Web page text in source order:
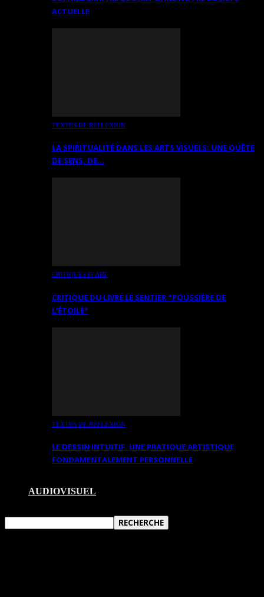
ACTUELLE
TEXTES DE RÉFLEXION
LA SPIRITUALITÉ DANS LES ARTS VISUELS: UNE QUÊTE
DE SENS, DE…
CRITIQUES D’ART
CRITIQUE DU LIVRE LE SENTIER *POUSSIÈRE DE
L’ÉTOILE*
TEXTES DE RÉFLEXION
LE DESSIN INTUITIF. UNE PRATIQUE ARTISTIQUE
FONDAMENTALEMENT PERSONNELLE
AUDIOVISUEL